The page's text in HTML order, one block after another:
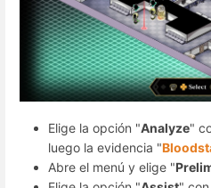
Elige la opción "Analyze"
luego la evidencia "
Abre el menú y elige "